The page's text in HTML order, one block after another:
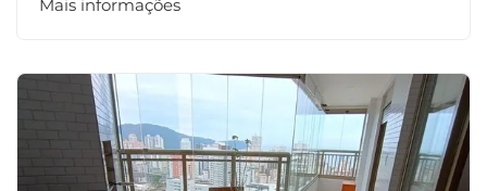
Mais informações